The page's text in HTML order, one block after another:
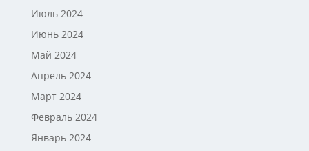
Июль 2024
Июнь 2024
Май 2024
Апрель 2024
Март 2024
Февраль 2024
Январь 2024